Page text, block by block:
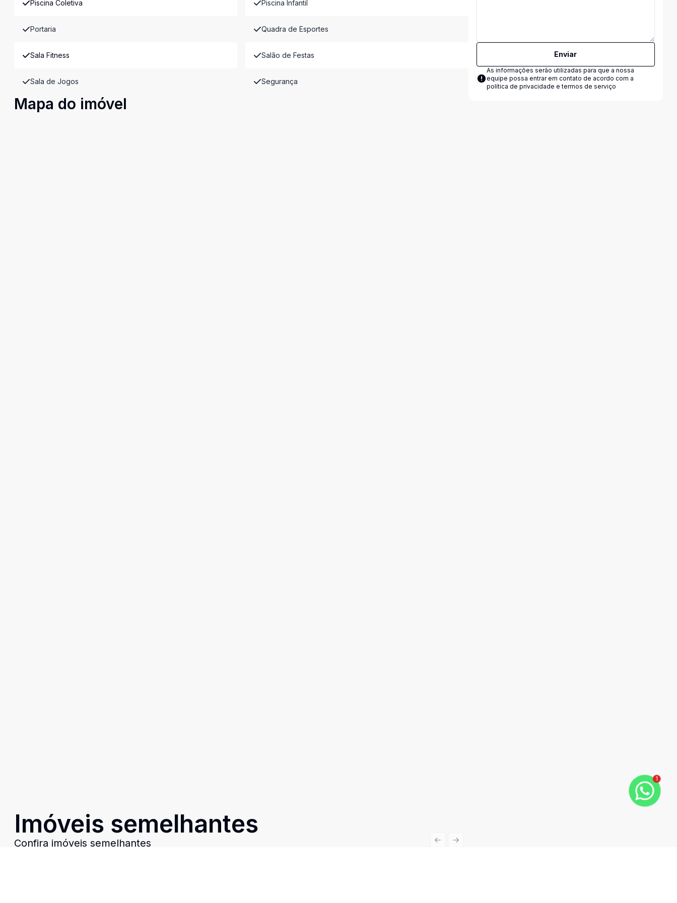
Piscina Coletiva Piscina Infantil
Portaria Quadra de Esportes
Sala Fitness Salão de Festas
Sala de Jogos Segurança
Mapa do imóvel
Imóveis semelhantes
Confira imóveis semelhantes Previous slide
Next slide
Enviar
As informações serão utilizadas para que a nossa
equipe possa entrar em contato de acordo com a
política de privacidade e termos de serviço
1